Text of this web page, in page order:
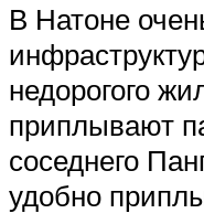
В Натоне
недорогого
приплывают
соседнего
удобно